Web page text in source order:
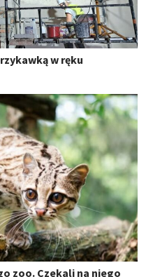
w ręku
zoo. Czekali na niego